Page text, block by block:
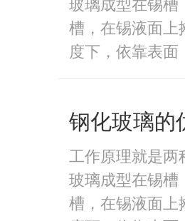
玻璃成型在锡槽
槽，在锡液面上
度下，依靠表面
钢化玻璃的
工作原理就是两
玻璃成型在锡槽
槽，在锡液面上